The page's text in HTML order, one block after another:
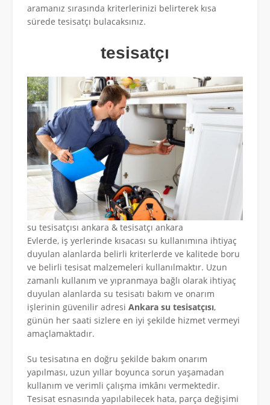
aramanız sırasında kriterlerinizi belirterek kısa
sürede tesisatçı bulacaksınız.
tesisatçı
su tesisatçısı ankara & tesisatçı ankara
Evlerde, iş yerlerinde kısacası su kullanımına ihtiyaç
duyulan alanlarda belirli kriterlerde ve kalitede boru
ve belirli tesisat malzemeleri kullanılmaktır. Uzun
zamanlı kullanım ve yıpranmaya bağlı olarak ihtiyaç
duyulan alanlarda su tesisatı bakım ve onarım
işlerinin güvenilir adresi Ankara su tesisatçısı,
günün her saati sizlere en iyi şekilde hizmet vermeyi
amaçlamaktadır.
Su tesisatına en doğru şekilde bakım onarım
yapılması, uzun yıllar boyunca sorun yaşamadan
kullanım ve verimli çalışma imkânı vermektedir.
Tesisat esnasında yapılabilecek hata, parça değişimi